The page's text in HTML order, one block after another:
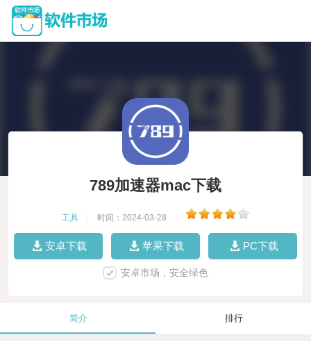
789加速器mac下载
工具 时间：2024-03-28
安卓下载 苹果下载 PC下载
安卓市场，安全绿色
简介 排行